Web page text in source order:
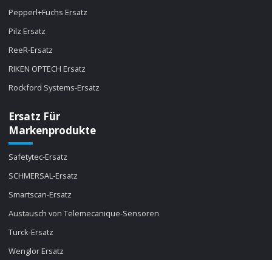
Pepperl+Fuchs Ersatz
Pilz Ersatz
ReeR-Ersatz
RIKEN OPTECH Ersatz
Rockford Systems-Ersatz
Ersatz Für
Markenprodukte
Safetytec-Ersatz
SCHMERSAL-Ersatz
Smartscan-Ersatz
Austausch von Telemecanique-Sensoren
Turck-Ersatz
Wenglor Ersatz